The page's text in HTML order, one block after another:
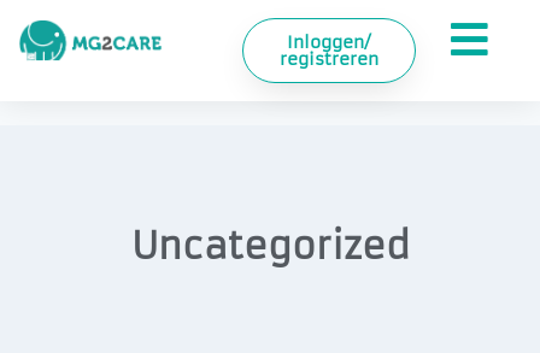
Inloggen/
registreren
Uncategorized